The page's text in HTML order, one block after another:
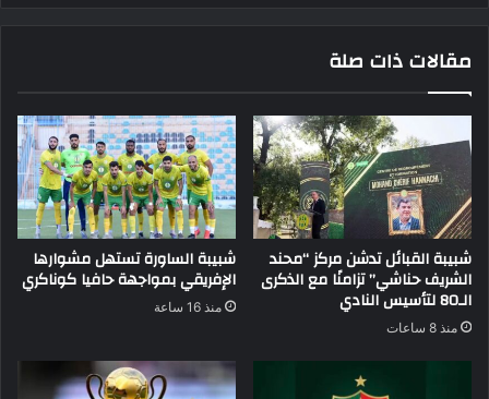
مقالات ذات صلة
شبيبة القبائل تدشن مركز “محند
الشريف حناشي” تزامنًا مع الذكرى
الـ80 لتأسيس النادي
منذ 8 ساعات
شبيبة الساورة تستهل مشوارها
الإفريقي بمواجهة حافيا كوناكري
منذ 16 ساعة